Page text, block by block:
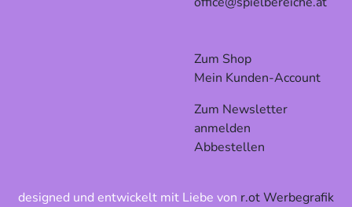
Zum Shop
Mein Kunden-Account
Zum Newsletter
anmelden
Abbestellen
designed und entwickelt mit Liebe von r.ot Werbegrafik